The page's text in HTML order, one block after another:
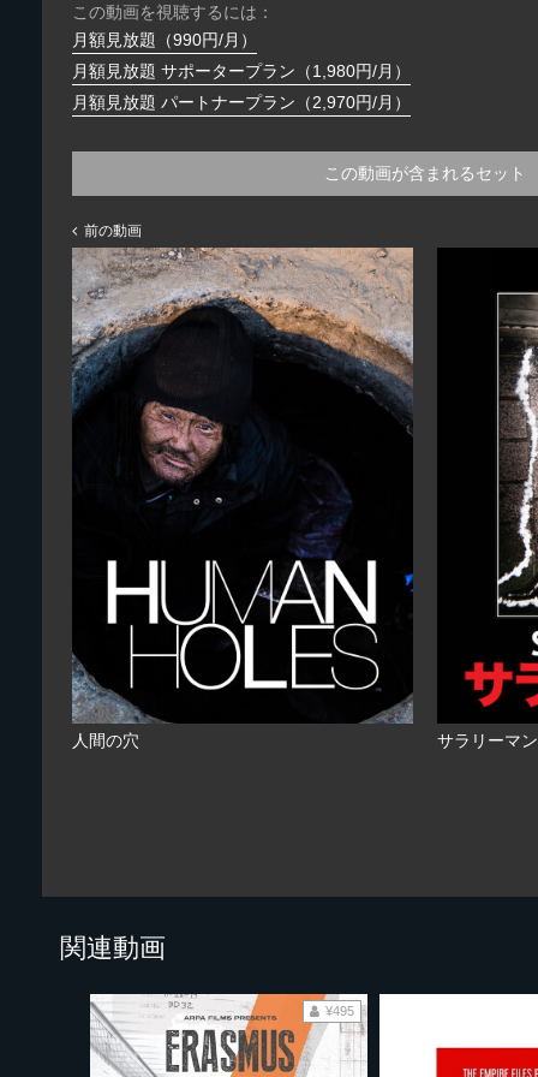
この動画を視聴するには：
月額見放題（990円/月）
月額見放題 サポータープラン（1,980円/月）
月額見放題 パートナープラン（2,970円/月）
この動画が含まれるセット
前の動画
人間の穴 サラリーマン
関連動画
¥495